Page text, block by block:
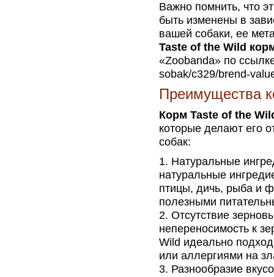
Важно помнить, что
быть изменены в
вашей собаки, ее
Taste of the Wild
«Zoobanda» по
sobak/c329/brend-
Преимущества
Корм Taste of the
которые делают его
собак:
Натуральные
натуральные
птицы, дичь, рыба и
полезными
Отсутствие
непереносимость к
Wild идеально
или аллергиями на
Разнообразие